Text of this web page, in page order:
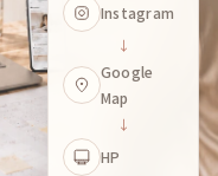
Instagram
↓
Google
Map
↓
HP